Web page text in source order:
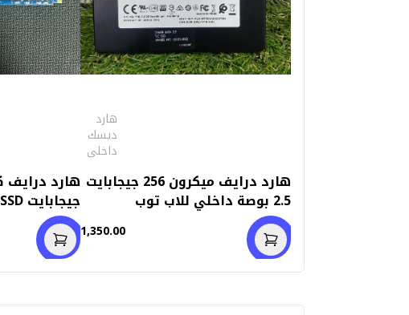
هارد
ديسك
داخلى
هارد درايف ميكرون 256 جيجابايت
2.5 بوصة داخلي للاب توب
(استعمال خارج) 1,350.00استعمال خارج)